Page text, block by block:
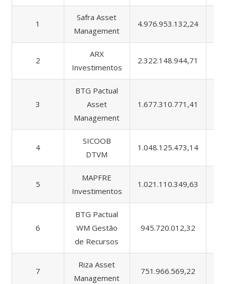
1
Safra Asset
Management
4.976.953.132,24
2
ARX
Investimentos
2.322.148.944,71
3
BTG Pactual
Asset
Management
1.677.310.771,41
4
SICOOB
DTVM
1.048.125.473,14
5
MAPFRE
Investimentos
1.021.110.349,63
6
BTG Pactual
WM Gestão
de Recursos
945.720.012,32
7
Riza Asset
Management
751.966.569,22